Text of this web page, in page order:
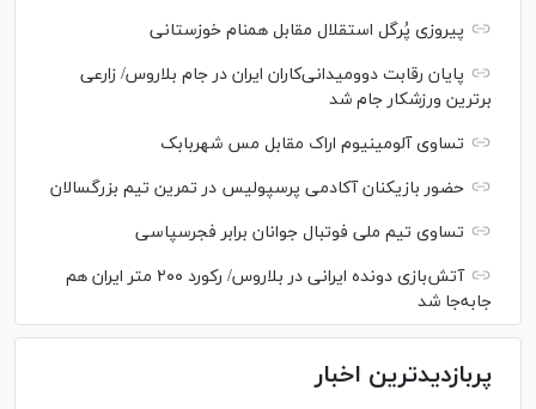
پیروزی پُرگل استقلال مقابل همنام خوزستانی
پایان رقابت دوومیدانی‌کاران ایران در جام بلاروس/ زارعی
برترین ورزشکار جام شد
تساوی آلومینیوم اراک مقابل مس شهربابک
حضور بازیکنان آکادمی پرسپولیس در تمرین تیم بزرگسالان
تساوی تیم ملی فوتبال جوانان برابر فجرسپاسی
آتش‌بازی دونده ایرانی در بلاروس/ رکورد ۲۰۰ متر ایران هم
جابه‌جا شد
پربازدیدترین اخبار